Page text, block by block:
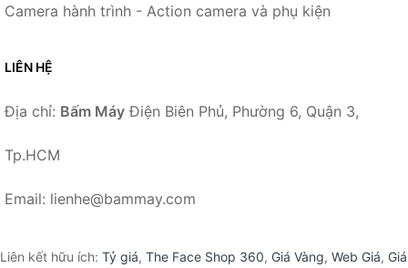
Camera hành trình - Action camera và phụ kiện
LIÊN HỆ
Địa chỉ: Bấm Máy Điện Biên Phủ, Phường 6, Quận 3,
Tp.HCM
Email: lienhe@bammay.com
Liên kết hữu ích: Tỷ giá, The Face Shop 360, Giá Vàng, Web Giá, Giá